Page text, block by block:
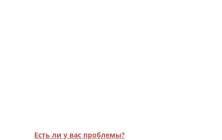
Есть ли у вас проблемы?